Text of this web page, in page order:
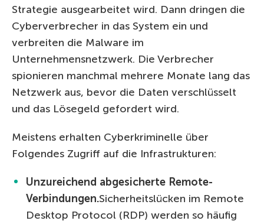
Strategie ausgearbeitet wird. Dann dringen die
Cyberverbrecher in das System ein und
verbreiten die Malware im
Unternehmensnetzwerk. Die Verbrecher
spionieren manchmal mehrere Monate lang das
Netzwerk aus, bevor die Daten verschlüsselt
und das Lösegeld gefordert wird.
Meistens erhalten Cyberkriminelle über
Folgendes Zugriff auf die Infrastrukturen:
Unzureichend abgesicherte Remote-
Verbindungen.Sicherheitslücken im Remote
Desktop Protocol (RDP) werden so häufig